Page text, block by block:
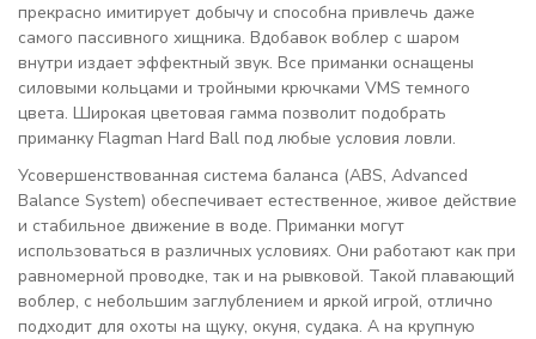
прекрасно имитирует добычу и способна привлечь даже
самого пассивного хищника. Вдобавок воблер с шаром
внутри издает эффектный звук. Все приманки оснащены
силовыми кольцами и тройными крючками VMS темного
цвета. Широкая цветовая гамма позволит подобрать
приманку Flagman Hard Ball под любые условия ловли.
Усовершенствованная система баланса (ABS, Advanced
Balance System) обеспечивает естественное, живое действие
и стабильное движение в воде. Приманки могут
использоваться в различных условиях. Они работают как при
равномерной проводке, так и на рывковой. Такой плавающий
воблер, с небольшим заглублением и яркой игрой, отлично
подходит для охоты на щуку, окуня, судака. А на крупную